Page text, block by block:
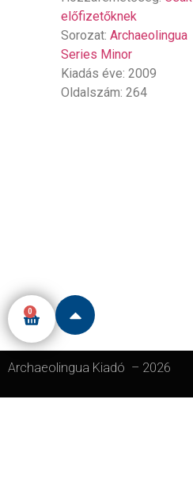
előfizetőknek
Sorozat:Archaeolingua
Series Minor
Kiadás éve: 2009
Oldalszám: 264
0
Archaeolingua Kiadó – 2026